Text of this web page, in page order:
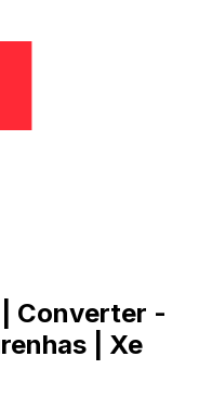
| Converter -
| Xe